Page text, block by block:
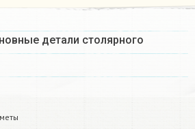
детали столярного